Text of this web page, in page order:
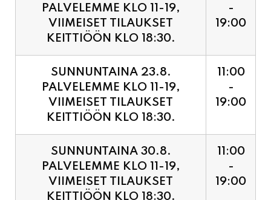
PALVELEMME KLO 11-19,
VIIMEISET TILAUKSET
KEITTIÖÖN KLO 18:30.
-
19:00
SUNNUNTAINA 23.8.
PALVELEMME KLO 11-19,
VIIMEISET TILAUKSET
KEITTIÖÖN KLO 18:30.
11:00
-
19:00
SUNNUNTAINA 30.8.
PALVELEMME KLO 11-19,
VIIMEISET TILAUKSET
KEITTIÖÖN KLO 18:30.
11:00
-
19:00